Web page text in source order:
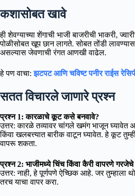
कशासोबत खावे
ही शेवग्याच्या शेंगाची भाजी बाजरीची भाकरी,
पोळीसोबत खूप छान लागते. सोबत तोंडी
असल्यास जेवणाची रंगत आणखी वाढेल.
हे पण वाचा:झटपट आणि चविष्ट पनीर राईस
सतत विचारले जाणारे प्रश्न
प्रश्न 1: कारळाचे कूट कसे बनवावे?
उत्तर: कारळे तव्यावर चांगले खमंग भाजून घ्यावेत
किंवा खलबत्त्यात बारीक वाटून घ्यावेत. हे कूट
वापरू शकता.
प्रश्न 2: भाजीमध्ये चिंच किंवा कैरी वापरणे
उत्तर: नाही, हे पूर्णपणे ऐच्छिक आहे. जर
तरच याचा वापर करा.